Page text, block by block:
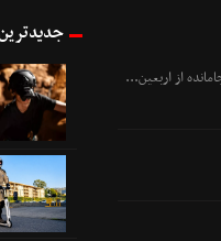
از اربعین...